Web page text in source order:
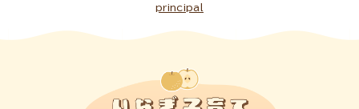
principal